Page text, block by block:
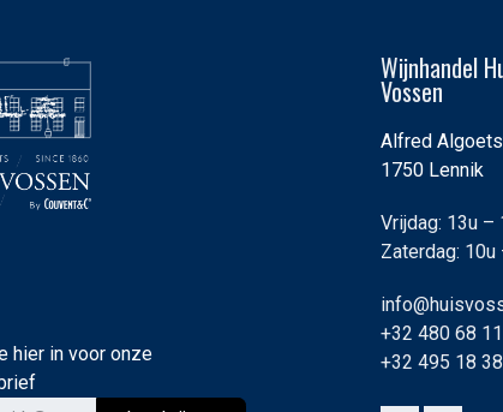
hier in voor onze
Wijnhandel
Vossen
Alfred
1750 Lennik
Vrijdag: 13u –
Zaterdag: 10u
+32 480 68
+32 495 18